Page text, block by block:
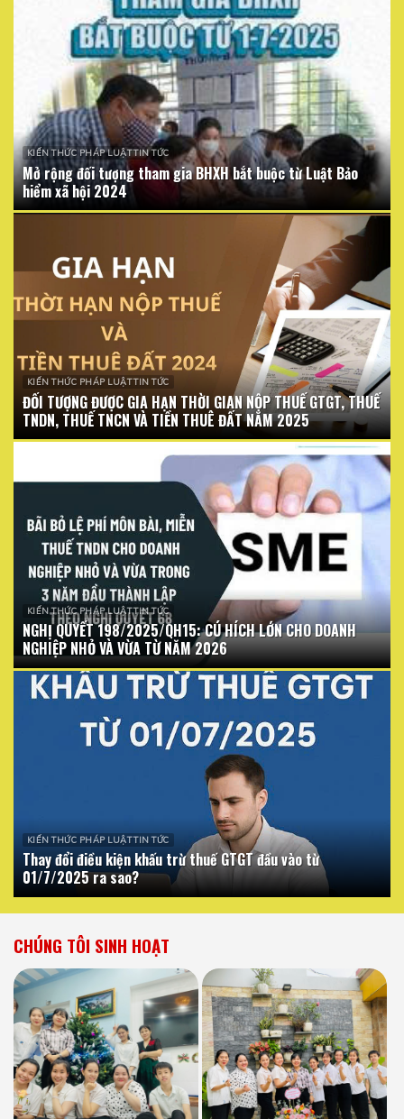
KIẾN THỨC PHÁP LUẬT TIN TỨC
Mở rộng đối tượng tham gia BHXH bắt buộc từ Luật Bảo
hiểm xã hội 2024
KIẾN THỨC PHÁP LUẬT TIN TỨC
ĐỐI TƯỢNG ĐƯỢC GIA HẠN THỜI GIAN NỘP THUẾ GTGT, THUẾ
TNDN, THUẾ TNCN VÀ TIỀN THUÊ ĐẤT NĂM 2025
KIẾN THỨC PHÁP LUẬT TIN TỨC
NGHỊ QUYẾT 198/2025/QH15: CÚ HÍCH LỚN CHO DOANH
NGHIỆP NHỎ VÀ VỪA TỪ NĂM 2026
KIẾN THỨC PHÁP LUẬT TIN TỨC
Thay đổi điều kiện khấu trừ thuế GTGT đầu vào từ
01/7/2025 ra sao?
CHÚNG TÔI SINH HOẠT